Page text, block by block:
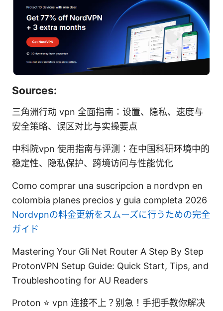
Sources:
三角洲行动 vpn 全面指南：设置、隐私、速度与
安全策略、误区对比与实操要点
中科院vpn 使用指南与评测：在中国科研环境中的
稳定性、隐私保护、跨境访问与性能优化
Como comprar una suscripcion a nordvpn en
colombia planes precios y guia completa 2026
Nordvpnの料金更新をスムーズに行うための完全
ガイド
Mastering Your Gli Net Router A Step By Step
ProtonVPN Setup Guide: Quick Start, Tips, and
Troubleshooting for AU Readers
Proton ⭐ vpn 连接不上？别急！手把手教你解决